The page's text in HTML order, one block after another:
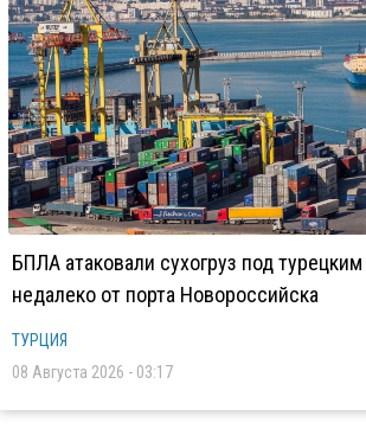
БПЛА атаковали сухогруз под
недалеко от порта Новороссийска
ТУРЦИЯ
08 Августа 2026 - 03:17